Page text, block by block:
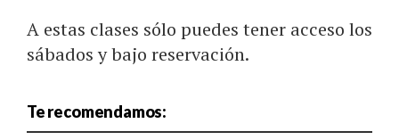
A estas clases sólo puedes tener acceso los
sábados y bajo reservación.
Te recomendamos: